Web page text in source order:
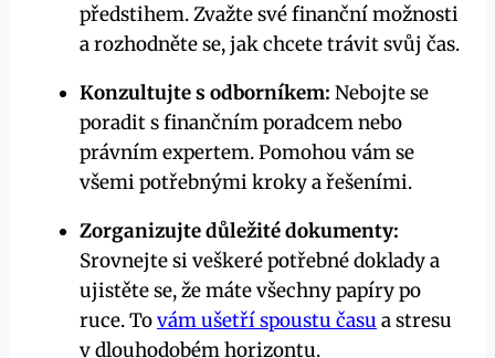
předstihem. Zvažte své finanční možnosti
a​ rozhodněte se, jak chcete trávit svůj čas.
Konzultujte s odborníkem: Nebojte se
poradit ⁣s⁣ finančním‍ poradcem nebo
právním expertem. Pomohou vám se
všemi potřebnými kroky a řešeními.
Zorganizujte​ důležité dokumenty:
Srovnejte si veškeré potřebné doklady a
ujistěte se, že máte všechny papíry po
ruce. Továm ušetří spoustu času a stresu
⁣v dlouhodobém horizontu.